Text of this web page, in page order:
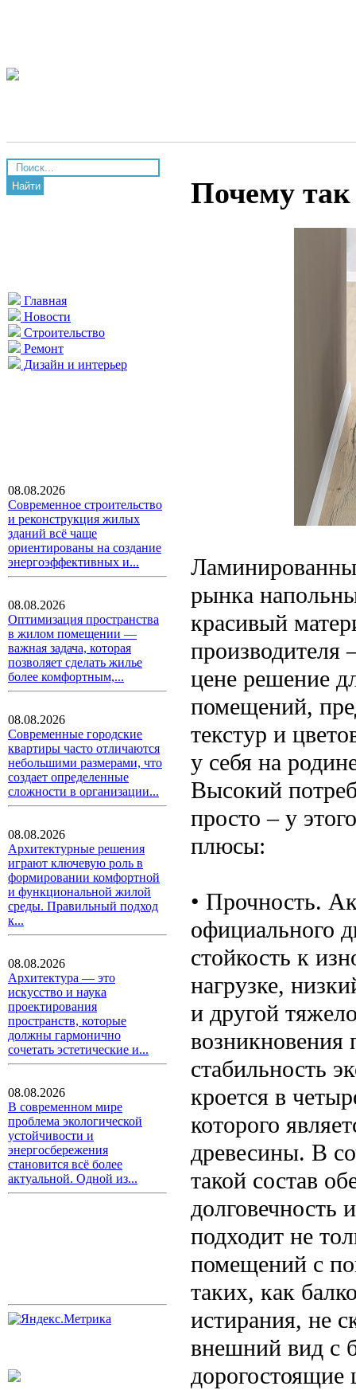
Найти
Главная
Новости
Строительство
Ремонт
Дизайн и интерьер
08.08.2026
Современное строительство
и реконструкция жилых
зданий всё чаще
ориентированы на создание
энергоэффективных и...
08.08.2026
Оптимизация пространства
в жилом помещении —
важная задача, которая
позволяет сделать жилье
более комфортным,...
08.08.2026
Современные городские
квартиры часто отличаются
небольшими размерами, что
создает определенные
сложности в организации...
08.08.2026
Архитектурные решения
играют ключевую роль в
формировании комфортной
и функциональной жилой
среды. Правильный подход
к...
08.08.2026
Архитектура — это
искусство и наука
проектирования
пространств, которые
должны гармонично
сочетать эстетические и...
08.08.2026
В современном мире
проблема экологической
устойчивости и
энергосбережения
становится всё более
актуальной. Одной из...
Почему
рынка
красивый
производителя
цене решение
помещений,
текстур и
у себя на
Высокий
просто – у
плюсы:
• Прочность.
официального
стойкость к
нагрузке,
и другой
возникновения
стабильность
кроется в
которого
древесины. В
такой состав
долговечность
подходит не
помещений с
таких, как
истирания, не
внешний вид с